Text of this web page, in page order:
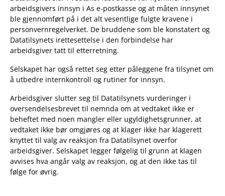
arbeidsgivers innsyn i As e-postkasse og at måten innsynet
ble gjennomført på i det alt vesentlige fulgte kravene i
personvernregelverket. De bruddene som ble konstatert og
Datatilsynets irettesettelse i den forbindelse har
arbeidsgiver tatt til etterretning.
Selskapet har også rettet seg etter påleggene fra tilsynet om
å utbedre internkontroll og rutiner for innsyn.
Arbeidsgiver slutter seg til Datatilsynets vurderinger i
oversendelsesbrevet til nemnda om at vedtaket ikke er
beheftet med noen mangler eller ugyldighetsgrunner, at
vedtaket ikke bør omgjøres og at klager ikke har klagerett
knyttet til valg av reaksjon fra Datatilsynet overfor
arbeidsgiver. Selskapet legger følgelig til grunn at klagen
avvises hva angår valg av reaksjon, og at den ikke tas til
følge for øvrig.